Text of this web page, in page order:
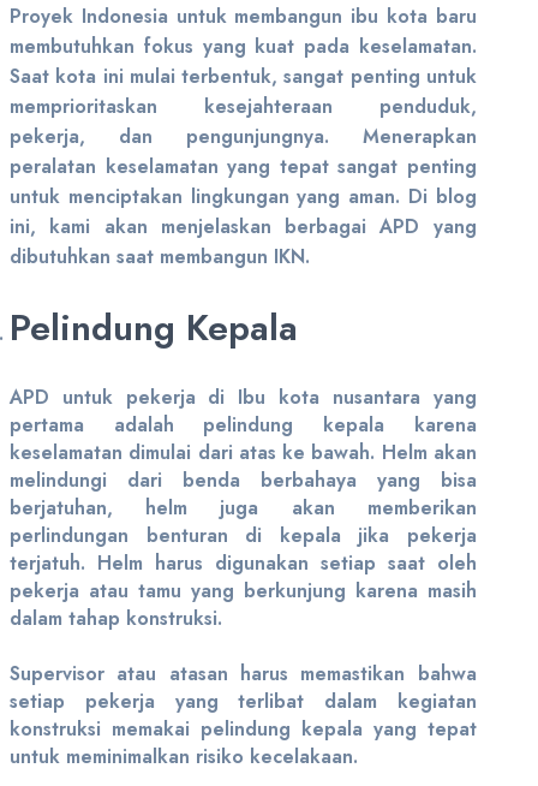
Proyek Indonesia untuk membangun ibu kota baru
membutuhkan fokus yang kuat pada keselamatan.
Saat kota ini mulai terbentuk, sangat penting untuk
memprioritaskan kesejahteraan penduduk,
pekerja, dan pengunjungnya. Menerapkan
peralatan keselamatan yang tepat sangat penting
untuk menciptakan lingkungan yang aman. Di blog
ini, kami akan menjelaskan berbagai APD yang
dibutuhkan saat membangun IKN.
Pelindung Kepala
APD untuk pekerja di Ibu kota nusantara yang
pertama adalah pelindung kepala karena
keselamatan dimulai dari atas ke bawah. Helm akan
melindungi dari benda berbahaya yang bisa
berjatuhan, helm juga akan memberikan
perlindungan benturan di kepala jika pekerja
terjatuh. Helm harus digunakan setiap saat oleh
pekerja atau tamu yang berkunjung karena masih
dalam tahap konstruksi.
Supervisor atau atasan harus memastikan bahwa
setiap pekerja yang terlibat dalam kegiatan
konstruksi memakai pelindung kepala yang tepat
untuk meminimalkan risiko kecelakaan.